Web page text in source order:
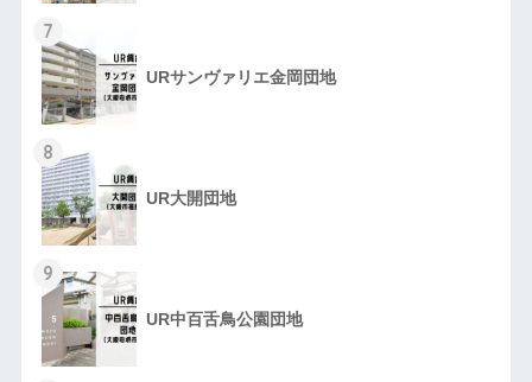
7
URサンヴァリエ金岡団地
8
UR大開団地
9
UR中百舌鳥公園団地